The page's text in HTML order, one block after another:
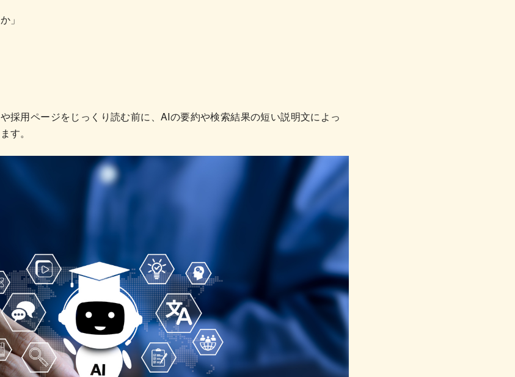
」
採用ページをじっくり読む前に、AIの要約や検索結果の短い説明文によっ
す。